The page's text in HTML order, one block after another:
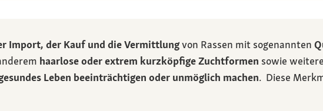
Import, der Kauf und die Vermittlungvon Rassen mit sogenannten
haarlose oder extrem kurzköpfige Zuchtformen sowie
Leben beeinträchtigen oder unmöglich machen. Diese